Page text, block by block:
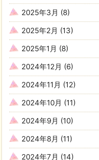
2025年3月 (8)
2025年2月 (13)
2025年1月 (8)
2024年12月 (6)
2024年11月 (12)
2024年10月 (11)
2024年9月 (10)
2024年8月 (11)
2024年7月 (14)